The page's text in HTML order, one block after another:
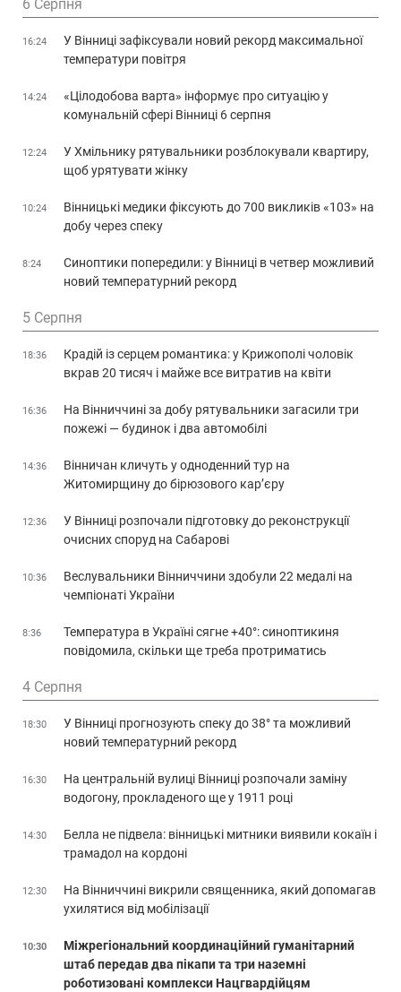
6 Серпня
16:24
У Вінниці зафіксували новий рекорд максимальної
температури повітря
14:24
«Цілодобова варта» інформує про ситуацію у
комунальній сфері Вінниці 6 серпня
12:24
У Хмільнику рятувальники розблокували квартиру,
щоб урятувати жінку
10:24
Вінницькі медики фіксують до 700 викликів «103» на
добу через спеку
8:24
Синоптики попередили: у Вінниці в четвер можливий
новий температурний рекорд
5 Серпня
18:36
Крадій із серцем романтика: у Крижополі чоловік
вкрав 20 тисяч і майже все витратив на квіти
16:36
На Вінниччині за добу рятувальники загасили три
пожежі — будинок і два автомобілі
14:36
Вінничан кличуть у одноденний тур на
Житомирщину до бірюзового кар’єру
12:36
У Вінниці розпочали підготовку до реконструкції
очисних споруд на Сабарові
10:36
Веслувальники Вінниччини здобули 22 медалі на
чемпіонаті України
8:36
Температура в Україні сягне +40°: синоптикиня
повідомила, скільки ще треба протриматись
4 Серпня
18:30
У Вінниці прогнозують спеку до 38° та можливий
новий температурний рекорд
16:30
На центральній вулиці Вінниці розпочали заміну
водогону, прокладеного ще у 1911 році
14:30
Белла не підвела: вінницькі митники виявили кокаїн і
трамадол на кордоні
12:30
На Вінниччині викрили священника, який допомагав
ухилятися від мобілізації
10:30
Міжрегіональний координаційний гуманітарний
штаб передав два пікапи та три наземні
роботизовані комплекси Нацгвардійцям